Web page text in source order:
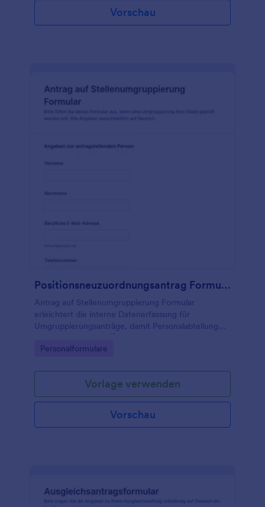
Vorschau
Positionsneuzuordnungsantrag Formular
Antrag auf Stellenumgruppierung Formular
erleichtert die interne Datenerfassung für
Umgruppierungsanträge, damit Personalabteilung
Abteilung konsistent prüfen und dokumentieren
Go to Category:
Personalformulare
Vorlage verwenden
Vorschau